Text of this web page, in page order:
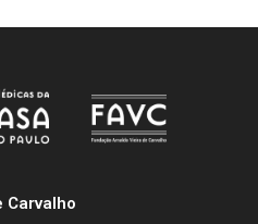
Carvalho